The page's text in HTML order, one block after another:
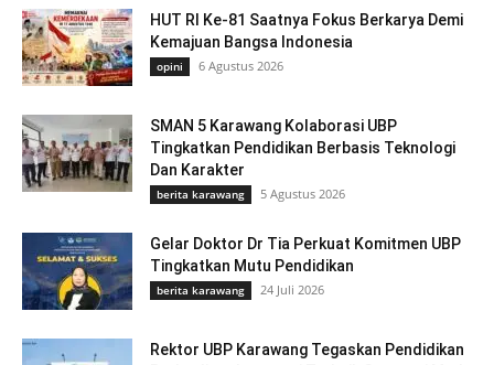
HUT RI Ke-81 Saatnya Fokus Berkarya Demi
Kemajuan Bangsa Indonesia
opini 6 Agustus 2026
SMAN 5 Karawang Kolaborasi UBP
Tingkatkan Pendidikan Berbasis Teknologi
Dan Karakter
berita karawang 5 Agustus 2026
Gelar Doktor Dr Tia Perkuat Komitmen UBP
Tingkatkan Mutu Pendidikan
berita karawang 24 Juli 2026
Rektor UBP Karawang Tegaskan Pendidikan